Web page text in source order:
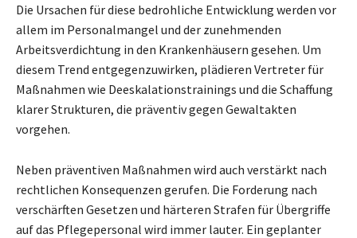
Die Ursachen für diese bedrohliche Entwicklung werden vor
allem im Personalmangel und der zunehmenden
Arbeitsverdichtung in den Krankenhäusern gesehen. Um
diesem Trend entgegenzuwirken, plädieren Vertreter für
Maßnahmen wie Deeskalationstrainings und die Schaffung
klarer Strukturen, die präventiv gegen Gewaltakten
vorgehen.
Neben präventiven Maßnahmen wird auch verstärkt nach
rechtlichen Konsequenzen gerufen. Die Forderung nach
verschärften Gesetzen und härteren Strafen für Übergriffe
auf das Pflegepersonal wird immer lauter. Ein geplanter